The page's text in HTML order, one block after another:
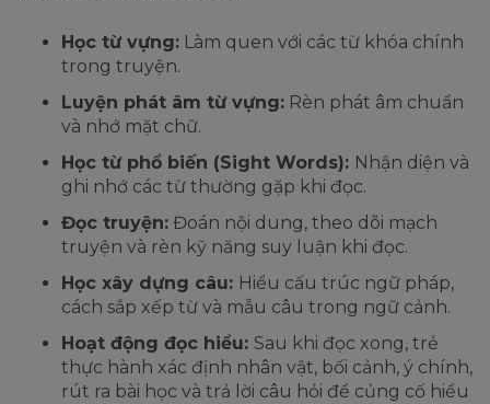
Học từ vựng: Làm quen với các từ khóa chính
trong truyện.
Luyện phát âm từ vựng: Rèn phát âm chuẩn
và nhớ mặt chữ.
Học từ phổ biến (Sight Words): Nhận diện và
ghi nhớ các từ thường gặp khi đọc.
Đọc truyện: Đoán nội dung, theo dõi mạch
truyện và rèn kỹ năng suy luận khi đọc.
Học xây dựng câu: Hiểu cấu trúc ngữ pháp,
cách sắp xếp từ và mẫu câu trong ngữ cảnh.
Hoạt động đọc hiểu: Sau khi đọc xong, trẻ
thực hành xác định nhân vật, bối cảnh, ý chính,
rút ra bài học và trả lời câu hỏi để củng cố hiểu